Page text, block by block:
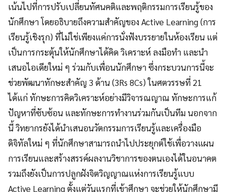
เน้นไปที่การปรับเปลี่ยนทัศนคติและพฤติกรรมการเรียนรู้ของ
นักศึกษา โดยอธิบายถึงความสำคัญของ Active Learning (การ
เรียนรู้เชิงรุก) ที่ไม่ใช่เพียงแค่การนั่งฟังบรรยายในห้องเรียน แต่
เป็นการกระตุ้นให้นักศึกษาได้คิด วิเคราะห์ ลงมือทำ และนำ
เสนอไอเดียใหม่ ๆ ร่วมกับเพื่อนนักศึกษา ซึ่งกระบวนการนี้จะ
ช่วยพัฒนาทักษะสำคัญ 3 ด้าน (3Rs 8Cs) ในศตวรรษที่ 21
ได้แก่ ทักษะการคิดวิเคราะห์อย่างมีวิจารณญาณ ทักษะการแก้
ปัญหาที่ซับซ้อน และทักษะการทำงานร่วมกันเป็นทีม นอกจาก
นี้ วิทยากรยังได้นำเสนอนวัตกรรมการเรียนรู้และเครื่องมือ
ดิจิทัลใหม่ ๆ ที่นักศึกษาสามารถนำไปประยุกต์ใช้เพื่อวางแผน
การเรียนและสร้างสรรค์ผลงานวิชาการของตนเองได้ในอนาคต
รวมถึงยังเป็นการปลูกฝังจิตวิญญาณแห่งการเรียนรู้แบบ
Active Learning ตั้งแต่วันแรกที่เข้าศึกษา จะช่วยให้นักศึกษามี